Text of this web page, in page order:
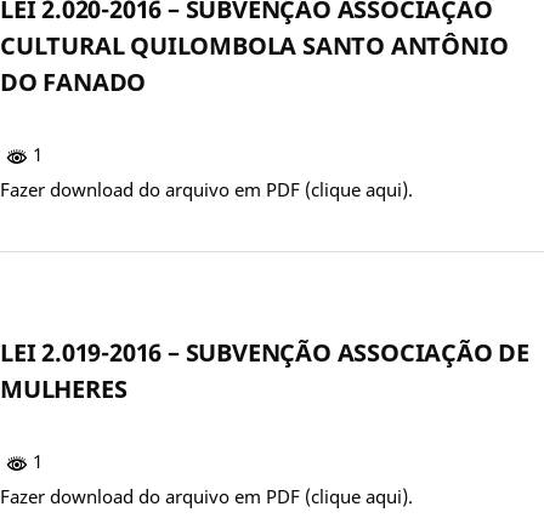
LEI 2.020-2016 – SUBVENÇÃO ASSOCIAÇÃO
CULTURAL QUILOMBOLA SANTO ANTÔNIO
DO FANADO
1
Fazer download do arquivo em PDF (clique aqui).
LEI 2.019-2016 – SUBVENÇÃO ASSOCIAÇÃO DE
MULHERES
1
Fazer download do arquivo em PDF (clique aqui).